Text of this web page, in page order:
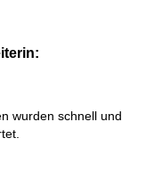
wurden schnell und